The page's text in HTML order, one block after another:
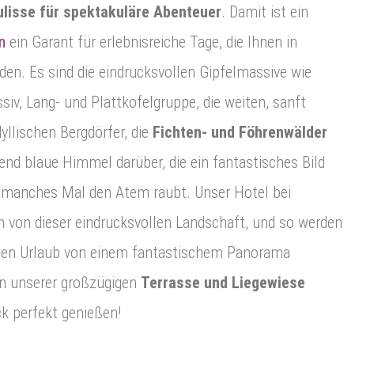
für spektakuläre Abenteuer. Damit ist ein
ein Garant für erlebnisreiche Tage, die Ihnen in
Es sind die eindrucksvollen Gipfelmassive wie
Lang- und Plattkofelgruppe, die weiten, sanft
Bergdörfer, die Fichten- und Föhrenwälder
blaue Himmel darüber, die ein fantastisches Bild
Mal den Atem raubt. Unser Hotel bei
dieser eindrucksvollen Landschaft, und so werden
Urlaub von einem fantastischem Panorama
unserer großzügigen Terrasse und Liegewiese
perfekt genießen!